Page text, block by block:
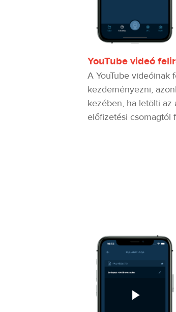
YouTube videó
A YouTube videóinak
kezdeményezni,
kezében, ha letölti az
előfizetési csomagtól